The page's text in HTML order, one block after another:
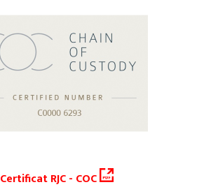
Certificat RJC - COC